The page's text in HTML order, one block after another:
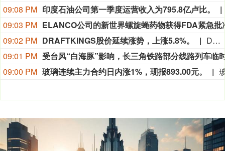
09:08 PM 印度石油公司第一季度运营收入为795.8亿卢比。
09:03 PM
09:02 PM DRAFTKINGS股价延续涨势，上涨5.8%。
DRAFTKINGS股价延续涨势，上涨5.8%。
09:01 PM
09:00 PM 玻璃连续主力合约日内涨1%，现报893.00元。